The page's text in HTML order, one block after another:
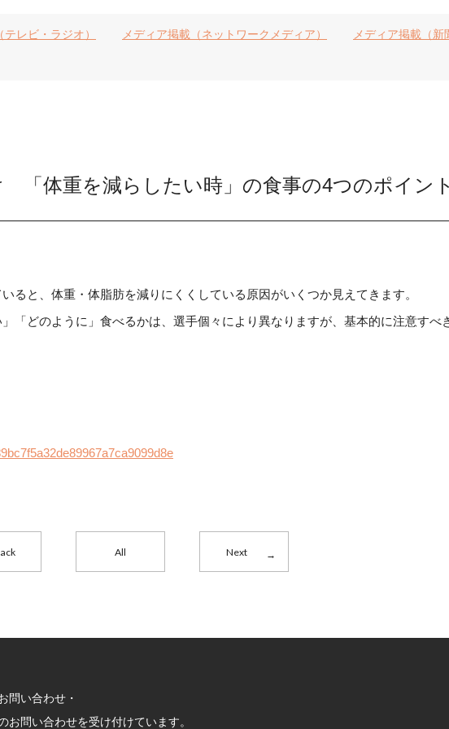
レビ・ラジオ） メディア掲載（ネットワークメディア）
メディア掲載（新
「体重を減らしたい時」の食事の4つのポイント
ると、体重・体脂肪を減りにくくしている原因がいくつか見えてきます。
「どのように」食べるかは、選手個々により異なりますが、基本的に注意すべ
All Next
問い合わせ・
お問い合わせを受け付けています。